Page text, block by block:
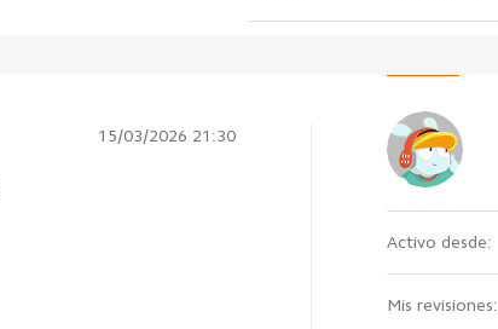
15/03/2026 21:30
Activo desde:
Mis revisiones: